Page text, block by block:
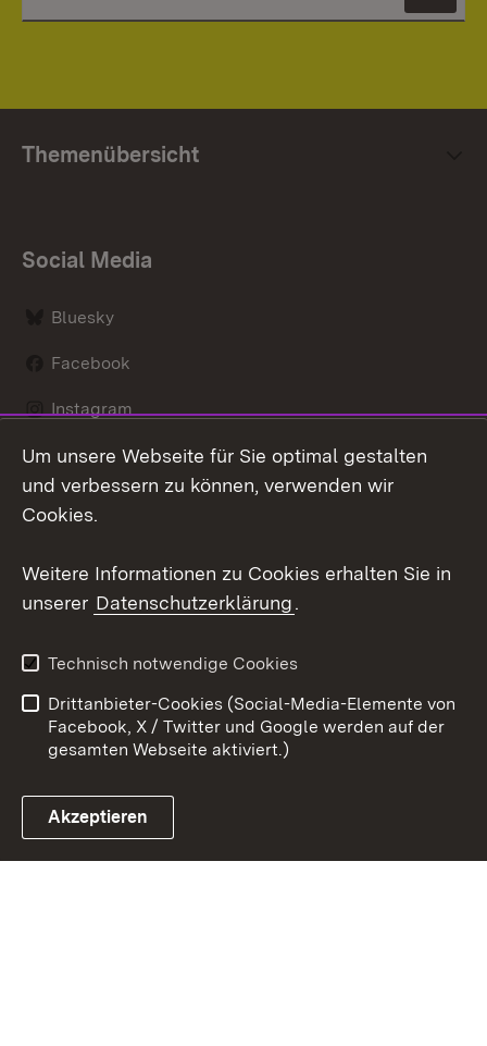
Themenübersicht
Social Media
Bluesky
Facebook
Instagram
LinkedIn
Link zum Landesportal
Datenschutz
Barrierefreiheit
Impressum
Cookies
Um unsere Webseite für Sie optimal gestalten
und verbessern zu können, verwenden wir
Cookies.
Weitere Informationen zu Cookies erhalten Sie in
unserer Datenschutzerklärung.
Technisch notwendige Cookies
Drittanbieter-Cookies (Social-Media-Elemente von
Facebook, X / Twitter und Google werden auf der
gesamten Webseite aktiviert.)
Akzeptieren